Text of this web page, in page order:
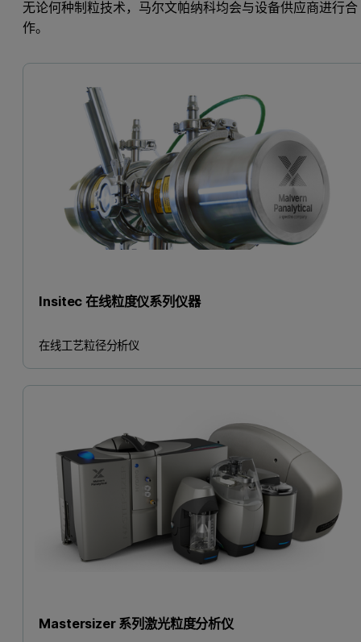
无论何种制粒技术，马尔文帕纳科均会与设备供应商进行合
作。
Insitec 在线粒度仪系列仪器
在线工艺粒径分析仪
Mastersizer 系列激光粒度分析仪